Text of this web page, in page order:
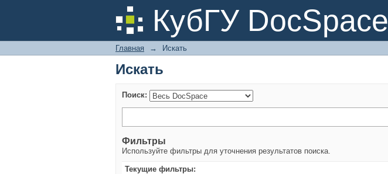
КубГУ DocSpace
Искать
Главная → Искать
Искать
Поиск:
Фильтры
Используйте фильтры для уточнения результатов поиска.
Текущие фильтры: